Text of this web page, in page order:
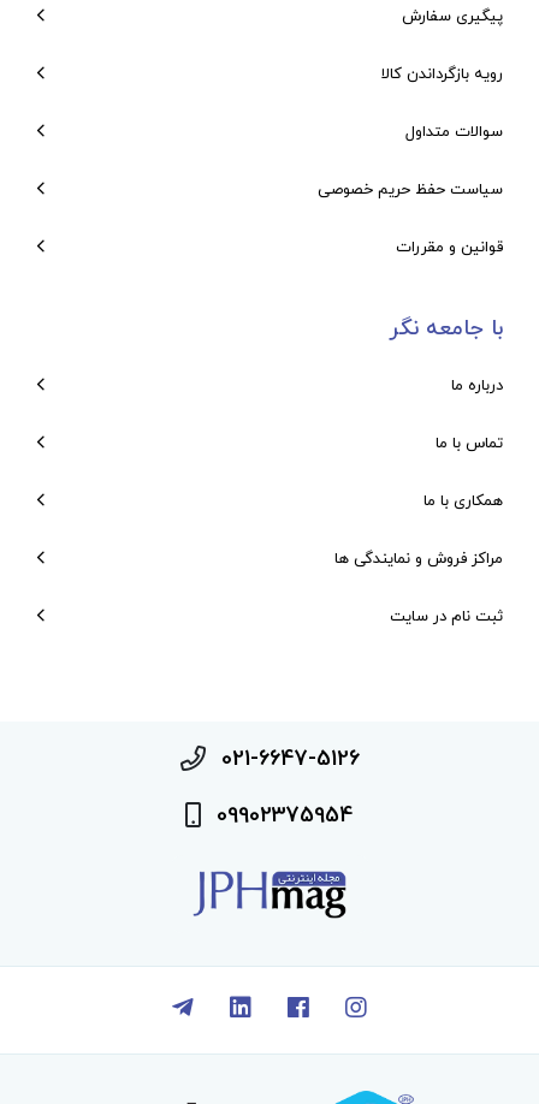
پیگیری سفارش
رویه بازگرداندن کالا
سوالات متداول
سیاست حفظ حریم خصوصی
قوانین و مقررات
با جامعه نگر
درباره ما
تماس با ما
همکاری با ما
مراکز فروش و نمایندگی ها
ثبت نام در سایت
021-6647-5126
09902375954